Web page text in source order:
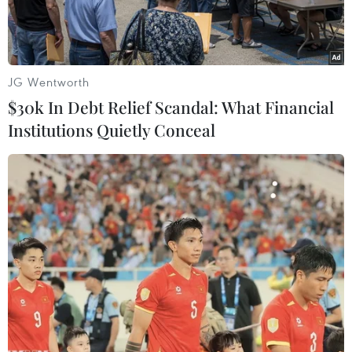
hạn.
Tòa nhà của tập đoàn Evergrande (giữa) tại Thượng Hải, Trung
Quốc, ngày 24/9. (Ảnh: AFP/ TTXVN)
Sau gần 3 tuần bị tạm ngừng giao dịch, giá cổ
phiếu của tập đoàn bất động sản Trung Quốc
JG Wentworth
$30k In Debt Relief Scandal: What Financial
Institutions Quietly Conceal